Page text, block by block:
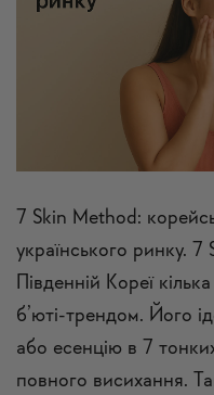
7 Skin Method:
українського ринку. 7
Південній Кореї
б’юті-трендом. Його
або есенцію в 7
повного висихання.